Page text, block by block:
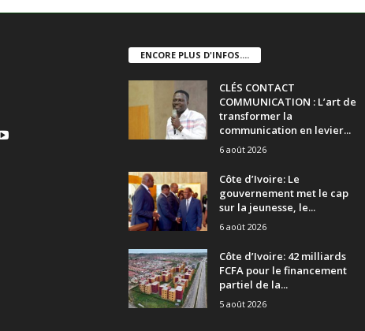
ENCORE PLUS D'INFOS....
CLÉS CONTACT
COMMUNICATION : L’art de
transformer la
communication en levier...
6 août 2026
Côte d’Ivoire: Le
gouvernement met le cap
sur la jeunesse, le...
6 août 2026
Côte d’Ivoire: 42 milliards
FCFA pour le financement
partiel de la...
5 août 2026